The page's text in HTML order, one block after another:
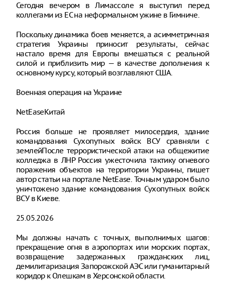
Сегодня вечером в Лимассоле я выступил перед
коллегами из ЕС на неформальном ужине в Гимниче.
Поскольку динамика боев меняется, а асимметричная
стратегия Украины приносит результаты, сейчас
настало время для Европы вмешаться с реальной
силой и приблизить мир — в качестве дополнения к
основному курсу, который возглавляют США.
Военная операция на Украине
NetEaseКитай
Россия больше не проявляет милосердия, здание
командования Сухопутных войск ВСУ сравняли с
землейПосле террористической атаки на общежитие
колледжа в ЛНР Россия ужесточила тактику огневого
поражения объектов на территории Украины, пишет
автор статьи на портале NetEase. Точным ударом было
уничтожено здание командования Сухопутных войск
ВСУ в Киеве.
25.05.2026
Мы должны начать с точных, выполнимых шагов:
прекращение огня в аэропортах или морских портах,
возвращение задержанных гражданских лиц,
демилитаризация Запорожской АЭС или гуманитарный
коридор к Олешкам в Херсонской области.